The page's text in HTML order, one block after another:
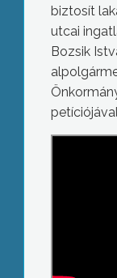
biztosít
utcai
Bozsik